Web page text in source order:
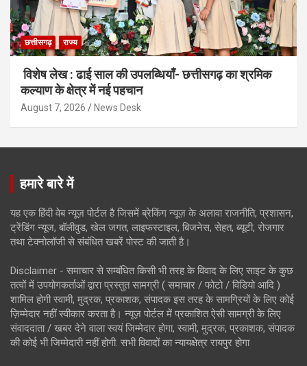
छत्तीसगढ़ राज्य
विशेष लेख : ढाई साल की उपलब्धियाँ- छत्तीसगढ़ का श्रमिक
कल्याण के क्षेत्र में नई पहचान
August 7, 2026 News Desk
हमारे बारे में
यह एक हिंदी वेब न्यूज़ पोर्टल है जिसमें ब्रेकिंग न्यूज़ के अलावा राजनीति, प्रशासन,
ट्रेंडिंग न्यूज, बॉलीवुड, खेल जगत, लाइफस्टाइल, बिजनेस, सेहत, ब्यूटी, रोजगार
तथा टेक्नोलॉजी से संबंधित खबरें पोस्ट की जाती है।
Disclaimer - समाचार से सम्बंधित किसी भी तरह के विवाद के लिए साइट के कुछ
तत्वों में उपयोगकर्ताओं द्वारा प्रस्तुत सामग्री ( समाचार / फोटो / विडियो आदि )
शामिल होगी स्वामी, मुद्रक, प्रकाशक, संपादक इस तरह के सामग्रियों के लिए कोई
ज़िम्मेदार नहीं स्वीकार करता है। न्यूज़ पोर्टल में प्रकाशित ऐसी सामग्री के लिए
संवाददाता / खबर देने वाला स्वयं जिम्मेदार होगा, स्वामी, मुद्रक, प्रकाशक, संपादक
की कोई भी जिम्मेदारी नहीं होगी. सभी विवादों का न्यायक्षेत्र रायपुर होगा